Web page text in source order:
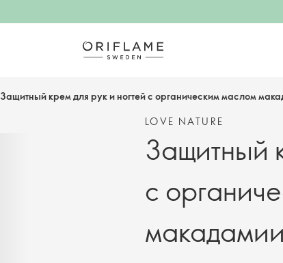
Защитный крем для рук и ногтей с органическим маслом
LOVE NATURE
Защитный
с